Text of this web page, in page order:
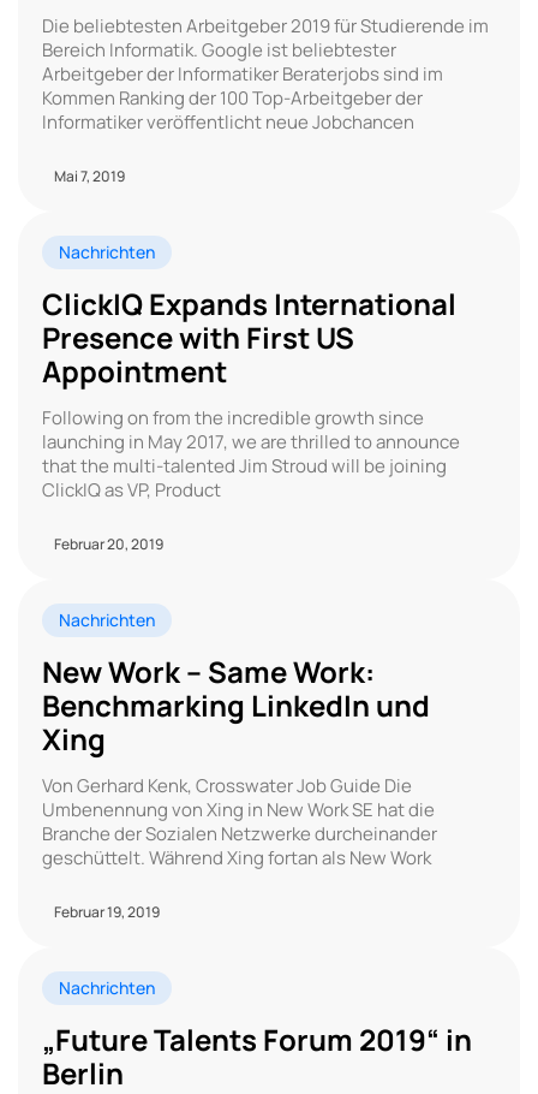
Die beliebtesten Arbeitgeber 2019 für Studierende im
Bereich Informatik. Google ist beliebtester
Arbeitgeber der Informatiker Beraterjobs sind im
Kommen Ranking der 100 Top-Arbeitgeber der
Informatiker veröffentlicht neue Jobchancen
Mai 7, 2019
Nachrichten
ClickIQ Expands International
Presence with First US
Appointment
Following on from the incredible growth since
launching in May 2017, we are thrilled to announce
that the multi-talented Jim Stroud will be joining
ClickIQ as VP, Product
Februar 20, 2019
Nachrichten
New Work – Same Work:
Benchmarking LinkedIn und
Xing
Von Gerhard Kenk, Crosswater Job Guide Die
Umbenennung von Xing in New Work SE hat die
Branche der Sozialen Netzwerke durcheinander
geschüttelt. Während Xing fortan als New Work
Februar 19, 2019
Nachrichten
„Future Talents Forum 2019“ in
Berlin